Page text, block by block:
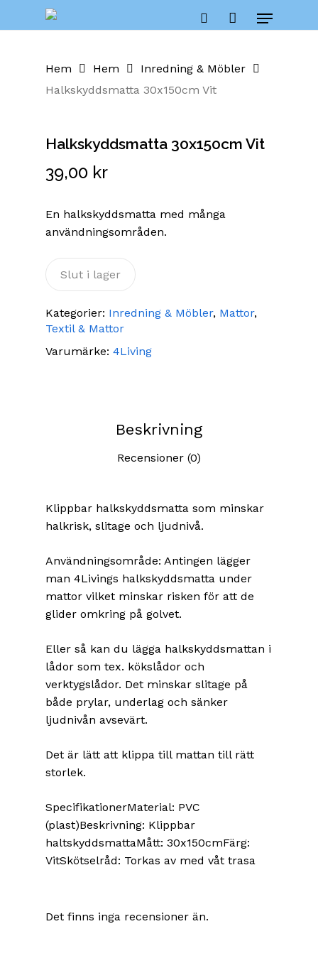
Menu
Cart
Hem Hem
Inredning & Möbler
Halkskyddsmatta 30x150cm Vit
Halkskyddsmatta 30x150cm Vit
39,00 kr
En halkskyddsmatta med många
användningsområden.
Slut i lager
Kategorier: Inredning & Möbler, Mattor,
Textil & Mattor
Varumärke: 4Living
Beskrivning
Recensioner (0)
Klippbar halkskyddsmatta som minskar
halkrisk, slitage och ljudnivå.
Användningsområde: Antingen lägger
man 4Livings halkskyddsmatta under
mattor vilket minskar risken för att de
glider omkring på golvet.
Eller så kan du lägga halkskyddsmattan i
lådor som tex. kökslådor och
verktygslådor. Det minskar slitage på
både prylar, underlag och sänker
ljudnivån avsevärt.
Det är lätt att klippa till mattan till rätt
storlek.
SpecifikationerMaterial: PVC
(plast)Beskrivning: Klippbar
haltskyddsmattaMått: 30x150cmFärg:
VitSkötselråd: Torkas av med våt trasa
Det finns inga recensioner än.